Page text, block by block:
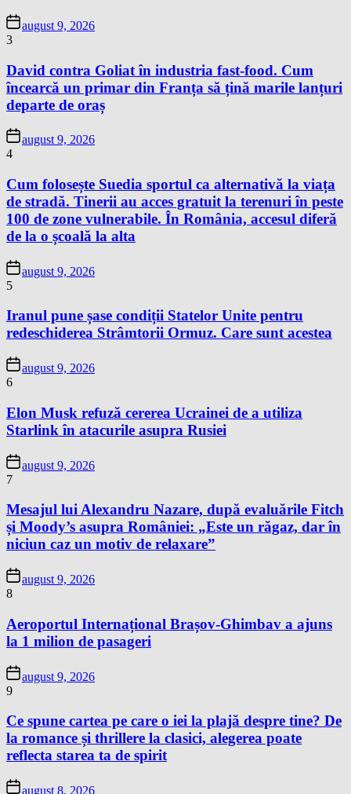
august 9, 2026
3
David contra Goliat în industria fast-food. Cum
încearcă un primar din Franța să țină marile lanțuri
departe de oraș
august 9, 2026
4
Cum folosește Suedia sportul ca alternativă la viața
de stradă. Tinerii au acces gratuit la terenuri în peste
100 de zone vulnerabile. În România, accesul diferă
de la o școală la alta
august 9, 2026
5
Iranul pune șase condiții Statelor Unite pentru
redeschiderea Strâmtorii Ormuz. Care sunt acestea
august 9, 2026
6
Elon Musk refuză cererea Ucrainei de a utiliza
Starlink în atacurile asupra Rusiei
august 9, 2026
7
Mesajul lui Alexandru Nazare, după evaluările Fitch
și Moody’s asupra României: „Este un răgaz, dar în
niciun caz un motiv de relaxare”
august 9, 2026
8
Aeroportul Internațional Brașov-Ghimbav a ajuns
la 1 milion de pasageri
august 9, 2026
9
Ce spune cartea pe care o iei la plajă despre tine? De
la romance și thrillere la clasici, alegerea poate
reflecta starea ta de spirit
august 8, 2026